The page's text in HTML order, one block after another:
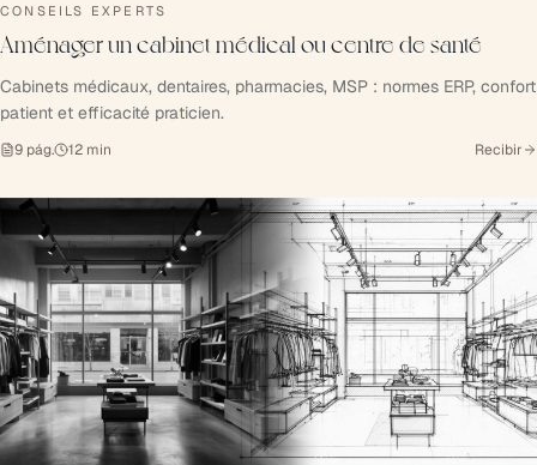
CONSEILS EXPERTS
Aménager un cabinet médical ou centre de santé
Cabinets médicaux, dentaires, pharmacies, MSP : normes ERP, confort
patient et efficacité praticien.
9 pág. 12 min Recibir